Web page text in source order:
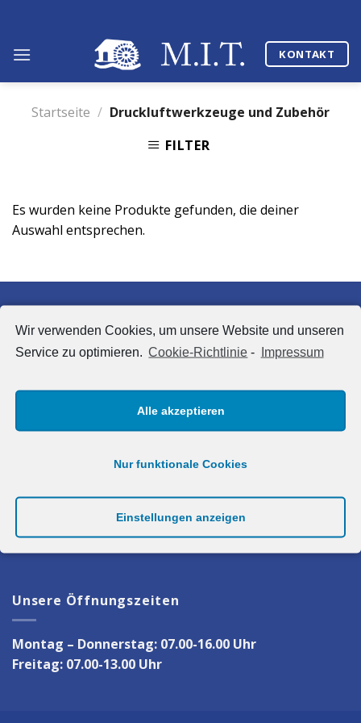
Wir verwenden Cookies, um unsere Website und unseren
Service zu optimieren. Cookie-Richtlinie - Impressum
Alle akzeptieren
Nur funktionale Cookies
Einstellungen anzeigen
content
KONTAKT
Startseite / Druckluftwerkzeuge und Zubehör
FILTER
Es wurden keine Produkte gefunden, die deiner
Auswahl entsprechen.
Mühlheimer Industrietechnik GmbH
Unser Kontakt
Mail:info@mit-shop.net
06108 790011
Fax:06108 796001
Unsere Öffnungszeiten
Montag – Donnerstag: 07.00-16.00 Uhr
Freitag: 07.00-13.00 Uhr